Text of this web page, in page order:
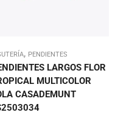
, PENDIENTES
LARGOS FLOR
MULTICOLOR
CASADEMUNT